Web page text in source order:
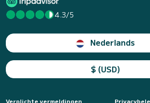
4.3/5
Nederlands
$ (USD)
Verplichte vermeldingen